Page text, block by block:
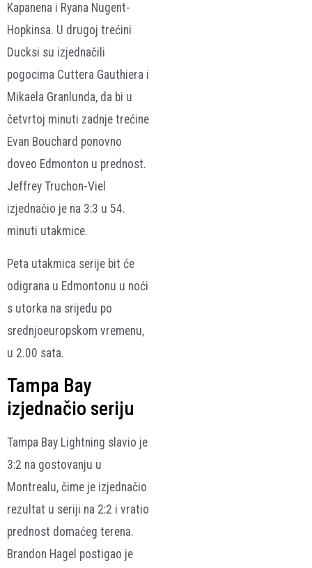
Kapanena i Ryana Nugent-
Hopkinsa. U drugoj trećini
Ducksi su izjednačili
pogocima Cuttera Gauthiera i
Mikaela Granlunda, da bi u
četvrtoj minuti zadnje trećine
Evan Bouchard ponovno
doveo Edmonton u prednost.
Jeffrey Truchon-Viel
izjednačio je na 3:3 u 54.
minuti utakmice.
Peta utakmica serije bit će
odigrana u Edmontonu u noći
s utorka na srijedu po
srednjoeuropskom vremenu,
u 2.00 sata.
Tampa Bay
izjednačio seriju
Tampa Bay Lightning slavio je
3:2 na gostovanju u
Montrealu, čime je izjednačio
rezultat u seriji na 2:2 i vratio
prednost domaćeg terena.
Brandon Hagel postigao je